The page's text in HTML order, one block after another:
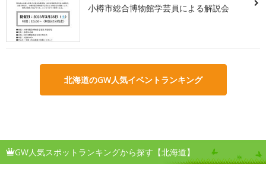
小樽市総合博物館学芸員による解説会
北海道のGW人気イベントランキング
GW人気スポットランキングから探す【北海道】